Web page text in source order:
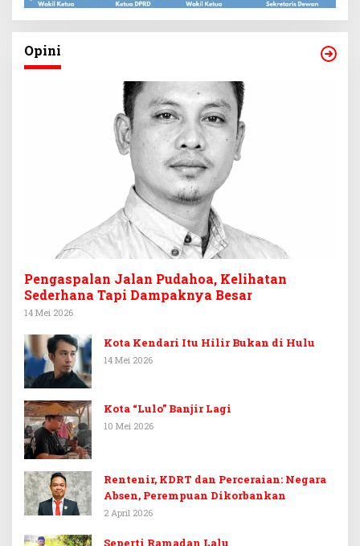
Opini
Pengaspalan Jalan Pudahoa, Kelihatan
Sederhana Tapi Dampaknya Besar
14 Mei 2026
Kota Kendari Itu Hilir Bukan di Hulu
14 Mei 2026
Kota “Lulo” Banjir Lagi
10 Mei 2026
Rentenir, KDRT dan Perceraian: Negara
Absen, Perempuan Dikorbankan
2 April 2026
Seperti Ramadan Lalu